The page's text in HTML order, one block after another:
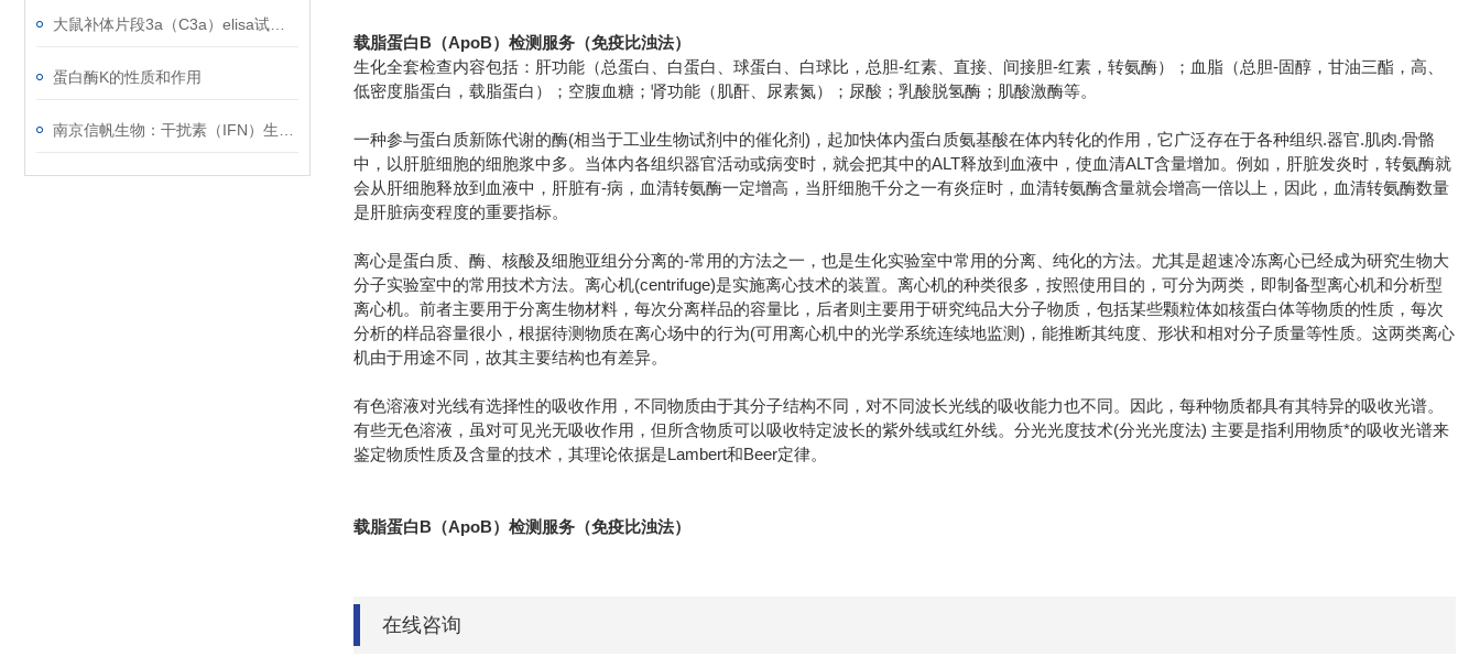
蛋白酶K的性质和作用
载脂蛋白B（ApoB）检测服务（免疫比浊法）
生化全套检查内容包括：肝功能（总蛋白、白蛋白、球蛋白、白球比，总胆-红素、直接、间接胆-红素，转氨酶）；血脂（总胆-固醇，甘油三酯，高、
低密度脂蛋白，载脂蛋白）；空腹血糖；肾功能（肌酐、尿素氮）；尿酸；乳酸脱氢酶；肌酸激酶等。
一种参与蛋白质新陈代谢的酶(相当于工业生物试剂中的催化剂)，起加快体内蛋白质氨基酸在体内转化的作用，它广泛存在于各种组织.器官.肌肉.骨骼
中，以肝脏细胞的细胞浆中多。当体内各组织器官活动或病变时，就会把其中的ALT释放到血液中，使血清ALT含量增加。例如，肝脏发炎时，转氨酶就
会从肝细胞释放到血液中，肝脏有-病，血清转氨酶一定增高，当肝细胞千分之一有炎症时，血清转氨酶含量就会增高一倍以上，因此，血清转氨酶数量
是肝脏病变程度的重要指标。
离心是蛋白质、酶、核酸及细胞亚组分分离的-常用的方法之一，也是生化实验室中常用的分离、纯化的方法。尤其是超速冷冻离心已经成为研究生物大
分子实验室中的常用技术方法。离心机(centrifuge)是实施离心技术的装置。离心机的种类很多，按照使用目的，可分为两类，即制备型离心机和分析型
离心机。前者主要用于分离生物材料，每次分离样品的容量比，后者则主要用于研究纯品大分子物质，包括某些颗粒体如核蛋白体等物质的性质，每次
分析的样品容量很小，根据待测物质在离心场中的行为(可用离心机中的光学系统连续地监测)，能推断其纯度、形状和相对分子质量等性质。这两类离心
机由于用途不同，故其主要结构也有差异。
有色溶液对光线有选择性的吸收作用，不同物质由于其分子结构不同，对不同波长光线的吸收能力也不同。因此，每种物质都具有其特异的吸收光谱。
有些无色溶液，虽对可见光无吸收作用，但所含物质可以吸收特定波长的紫外线或红外线。分光光度技术(分光光度法) 主要是指利用物质*的吸收光谱来
鉴定物质性质及含量的技术，其理论依据是Lambert和Beer定律。
载脂蛋白B（ApoB）检测服务（免疫比浊法）
在线咨询